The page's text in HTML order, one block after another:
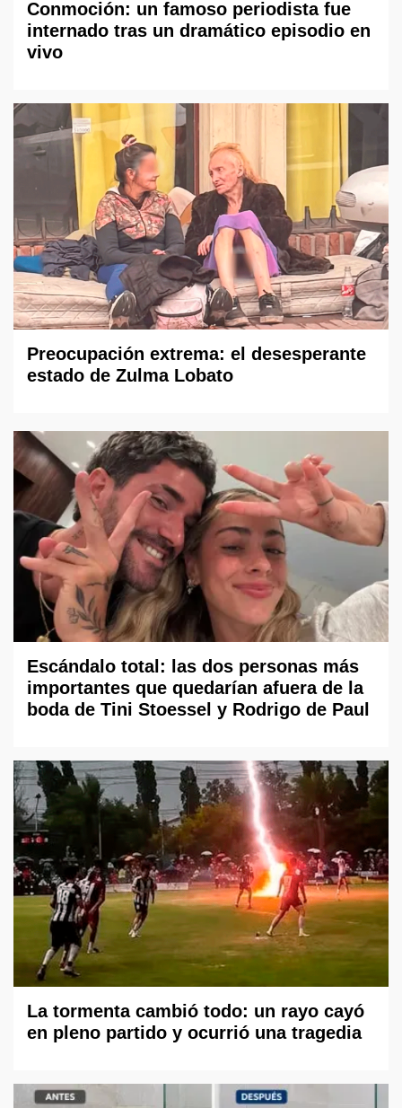
Conmoción: un famoso periodista fue
internado tras un dramático episodio en
vivo
Preocupación extrema: el desesperante
estado de Zulma Lobato
Escándalo total: las dos personas más
importantes que quedarían afuera de la
boda de Tini Stoessel y Rodrigo de Paul
La tormenta cambió todo: un rayo cayó
en pleno partido y ocurrió una tragedia